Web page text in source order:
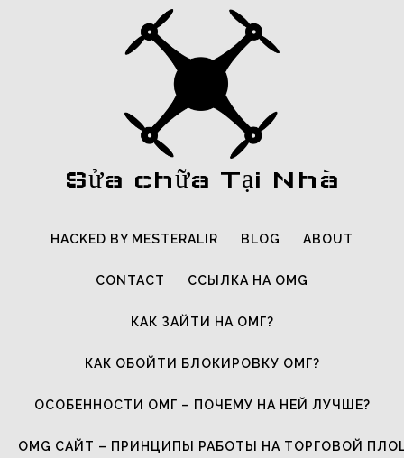
Sửa chữa Tại Nhà
HACKED BY MESTERALIR BLOG ABOUT
CONTACT ССЫЛКА НА OMG
КАК ЗАЙТИ НА ОМГ?
КАК ОБОЙТИ БЛОКИРОВКУ ОМГ?
ОСОБЕННОСТИ ОМГ – ПОЧЕМУ НА НЕЙ ЛУЧШЕ?
OMG САЙТ – ПРИНЦИПЫ РАБОТЫ НА ТОРГОВОЙ